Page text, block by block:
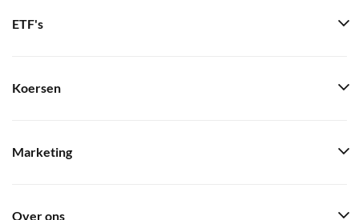
ETF's
Koersen
Marketing
Over ons